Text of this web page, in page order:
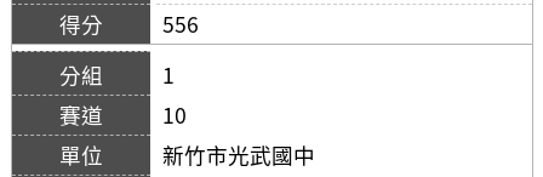
556
1
10
新竹市光武國中